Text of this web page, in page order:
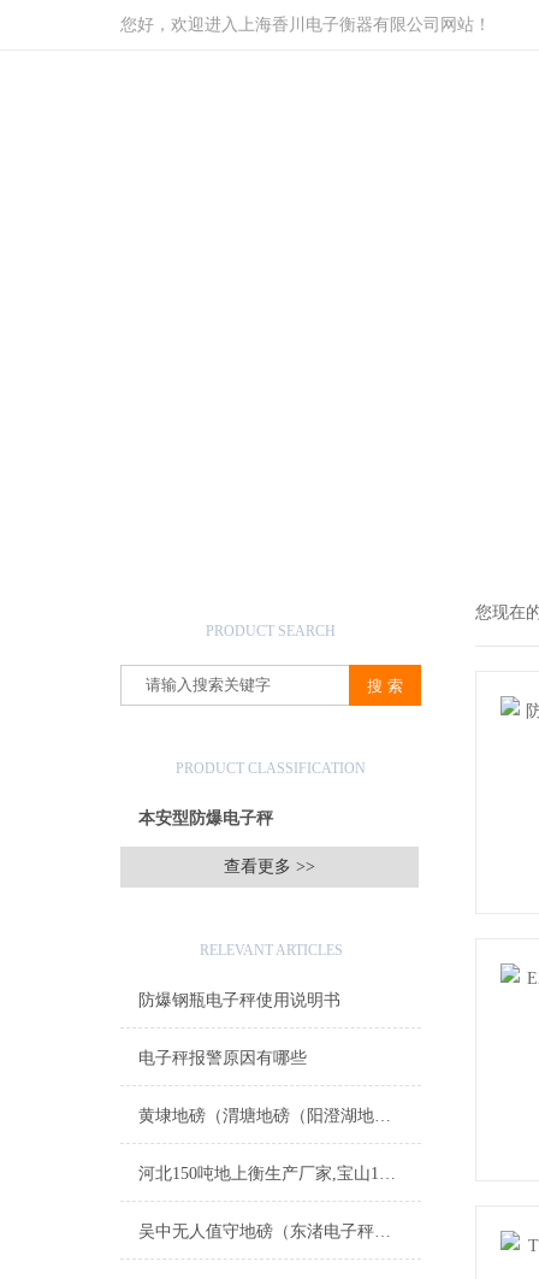
您好，欢迎进入上海香川电子衡器有限公司网站！
PRODUCT SEARCH
PRODUCT CLASSIFICATION
本安型防爆电子秤
查看更多 >>
RELEVANT ARTICLES
防爆钢瓶电子秤使用说明书
电子秤报警原因有哪些
黄埭地磅（渭塘地磅（阳澄湖地磅（吴中地磅）太湖地磅）浦庄地磅维修
河北150吨地上衡生产厂家,宝山180吨地磅价格咨询,秦皇岛安装3*24米200吨地秤多少钱
吴中无人值守地磅（东渚电子秤）渡村便携式汽车衡）望亭地磅维修
您现在